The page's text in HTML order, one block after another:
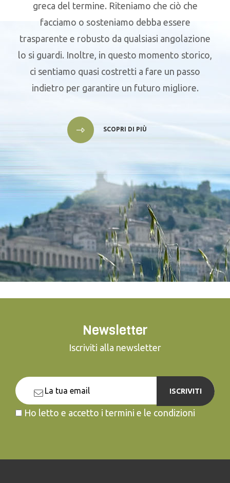
greca del termine. Riteniamo che ciò che
facciamo o sosteniamo debba essere
trasparente e robusto da qualsiasi angolazione
lo si guardi. Inoltre, in questo momento storico,
ci sentiamo quasi costretti a fare un passo
indietro per garantire un futuro migliore.
SCOPRI DI PIÙ
Newsletter
Iscriviti alla newsletter
ISCRIVITI
Ho letto e accetto i termini e le condizioni